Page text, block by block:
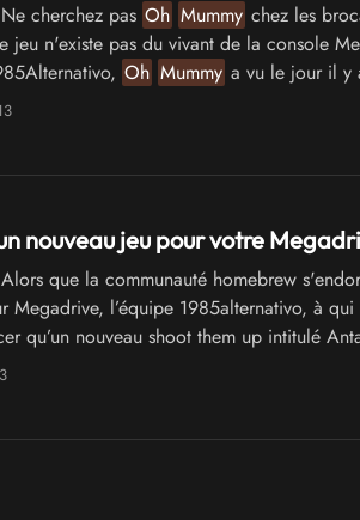
cherchez pas Oh Mummy chez les
jeu n'existe pas du vivant de la console
Oh Mummy a vu le jour il y
la rom est désormais disponible en
nouveau jeu pour votre
que la communauté homebrew
Megadrive, l’équipe 1985alternativo, à
qu’un nouveau shoot them up intitulé
pour cette même console.